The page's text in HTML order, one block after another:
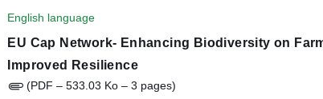
English language
EU Cap Network- Enhancing Biodiversity on
Improved Resilience
(PDF – 533.03 Ko – 3 pages)